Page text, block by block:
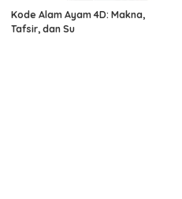
Kode Alam Ayam 4D: Makna,
Tafsir, dan Su